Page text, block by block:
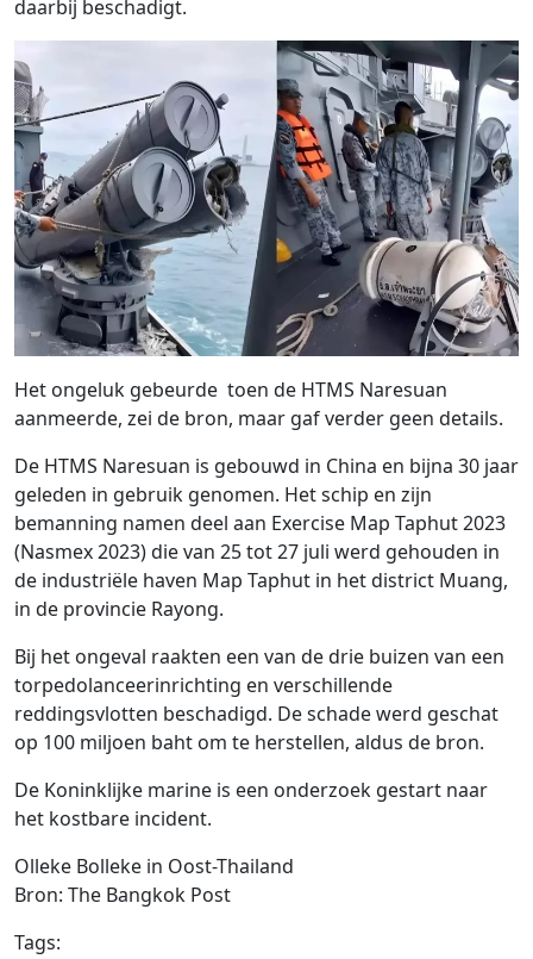
daarbij beschadigt.
Het ongeluk gebeurde toen de HTMS Naresuan
aanmeerde, zei de bron, maar gaf verder geen details.
De HTMS Naresuan is gebouwd in China en bijna 30 jaar
geleden in gebruik genomen. Het schip en zijn
bemanning namen deel aan Exercise Map Taphut 2023
(Nasmex 2023) die van 25 tot 27 juli werd gehouden in
de industriële haven Map Taphut in het district Muang,
in de provincie Rayong.
Bij het ongeval raakten een van de drie buizen van een
torpedolanceerinrichting en verschillende
reddingsvlotten beschadigd. De schade werd geschat
op 100 miljoen baht om te herstellen, aldus de bron.
De Koninklijke marine is een onderzoek gestart naar
het kostbare incident.
Olleke Bolleke in Oost-Thailand
Bron: The Bangkok Post
Tags: